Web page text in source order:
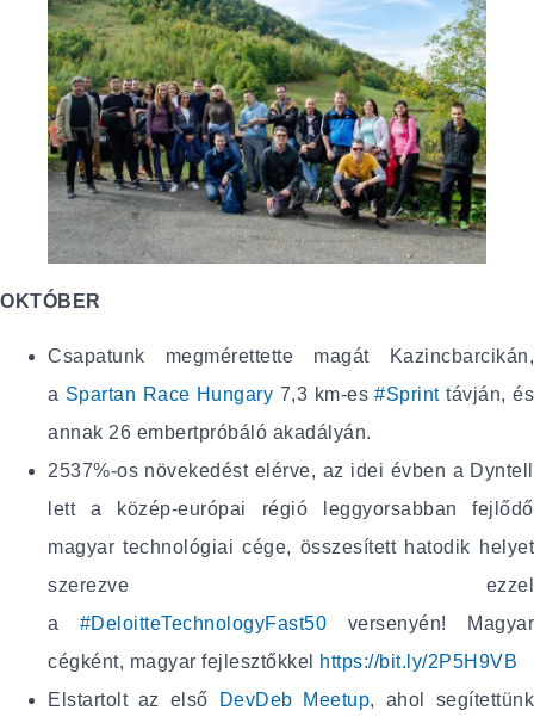
OKTÓBER
Csapatunk megmérettette magát Kazincbarcikán,
a Spartan Race Hungary 7,3 km-es#Sprinttávján, és
annak 26 embertpróbáló akadályán.
2537%-os növekedést elérve, az idei évben a Dyntell
lett a közép-európai régió leggyorsabban fejlődő
magyar technológiai cége, összesített hatodik helyet
szerezve ezzel
a #DeloitteTechnologyFast50 versenyén! Magyar
cégként, magyar fejlesztőkkel
https://bit.ly/2P5H9VB
Elstartolt az első
DevDeb Meetup, ahol segítettünk